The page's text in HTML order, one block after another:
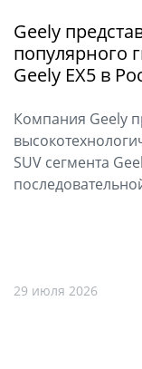
Geely
популярного
Geely EX5 в
Компания Geely
SUV сегмента
29 июля 2026